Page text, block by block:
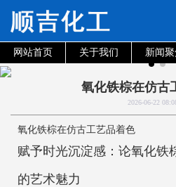
网站首页 关于我们 新闻聚
氧化铁棕在仿古
2026-06-22
氧化铁棕在仿古工艺品着色
赋予时光沉淀感：论氧化铁
的艺术魅力